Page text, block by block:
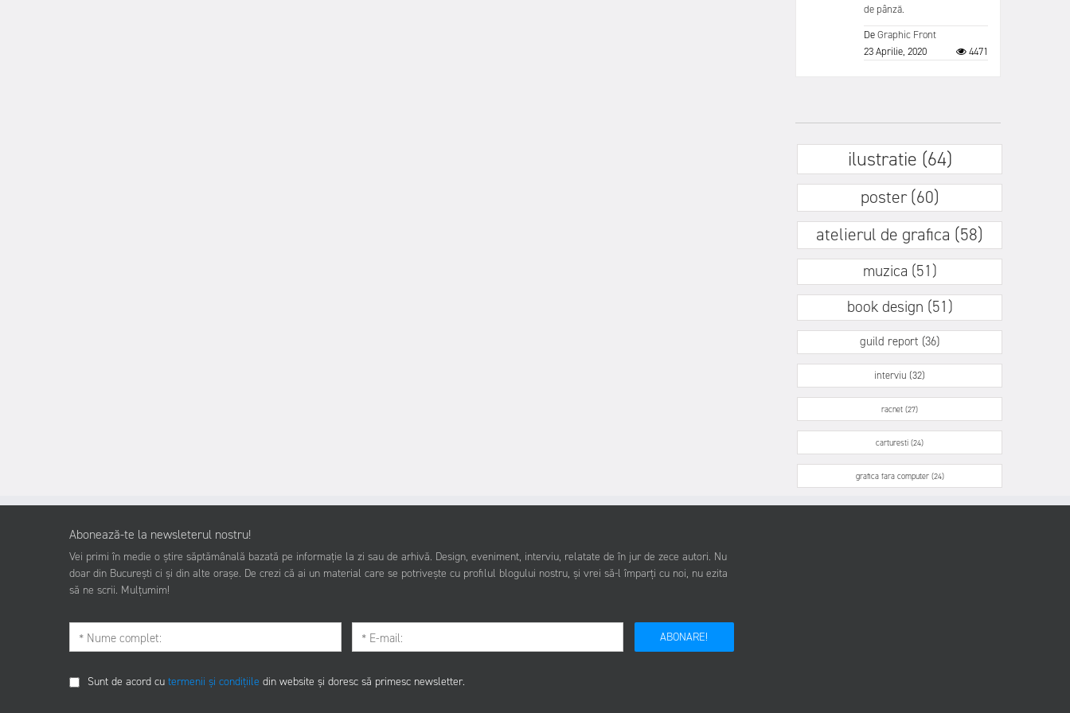
de pânză.
DeGraphic Front
23 Aprilie, 2020
4471
ilustratie (64)
poster (60)
atelierul de grafica (58)
muzica (51)
book design (51)
guild report (36)
interviu (32)
racnet (27)
carturesti (24)
grafica fara computer (24)
Abonează-te la newsleterul nostru!
Vei primi în medie o știre săptămânală bazată pe informație la zi sau de arhivă. Design, eveniment, interviu, relatate de în jur de zece autori. Nu
doar din București ci și din alte orașe. De crezi că ai un material care se potrivește cu profilul blogului nostru, și vrei să-l împarți cu noi, nu ezita
să ne scrii. Mulțumim!
ABONARE!
Sunt de acord cu termenii și condițiile din website și doresc să primesc newsletter.